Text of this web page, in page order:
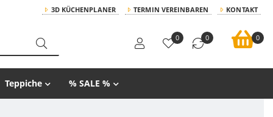
3D KÜCHENPLANER TERMIN VEREINBAREN KONTAKT
0 0 0
Teppiche % SALE %